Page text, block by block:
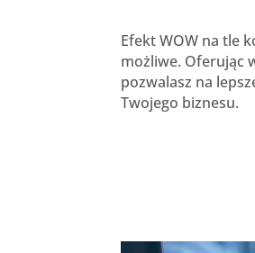
Efekt WOW na tle
możliwe. Oferując
pozwalasz na
Twojego biznesu.